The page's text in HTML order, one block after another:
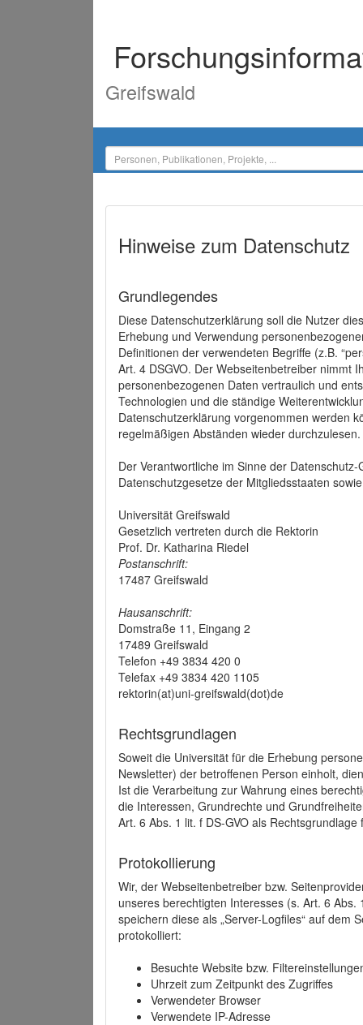
Greifswald
Hinweise zum Datenschutz
Grundlegendes
Diese Datenschutzerklärung soll die Nutzer
Erhebung und Verwendung
Definitionen der verwendeten Begriffe (z.B.
Art. 4 DSGVO. Der Webseitenbetreiber nimmt
personenbezogenen Daten vertraulich und
Technologien und die ständige
Datenschutzerklärung vorgenommen werden
regelmäßigen Abständen wieder durchzulesen.
Der Verantwortliche im Sinne der
Datenschutzgesetze der Mitgliedsstaaten
Universität Greifswald
Gesetzlich vertreten durch die Rektorin
Prof. Dr. Katharina Riedel
Postanschrift:
17487 Greifswald
Hausanschrift:
Domstraße 11, Eingang 2
17489 Greifswald
Telefon +49 3834 420 0
Telefax +49 3834 420 1105
rektorin(at)uni-greifswald(dot)de
Rechtsgrundlagen
Soweit die Universität für die Erhebung
Newsletter) der betroffenen Person einholt,
Ist die Verarbeitung zur Wahrung eines
die Interessen, Grundrechte und
Art. 6 Abs. 1 lit. f DS-GVO als
Protokollierung
Wir, der Webseitenbetreiber bzw.
unseres berechtigten Interesses (s. Art. 6
speichern diese als „Server-Logfiles“ auf dem
protokolliert:
Besuchte Website bzw.
Uhrzeit zum Zeitpunkt des Zugriffes
Verwendeter Browser
Verwendete IP-Adresse